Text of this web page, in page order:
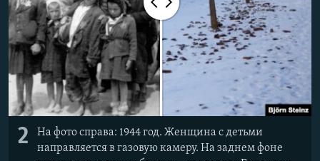
2
На фото справа: 1944 год. Женщина с детьми
направляется в газовую камеру. На заднем фоне